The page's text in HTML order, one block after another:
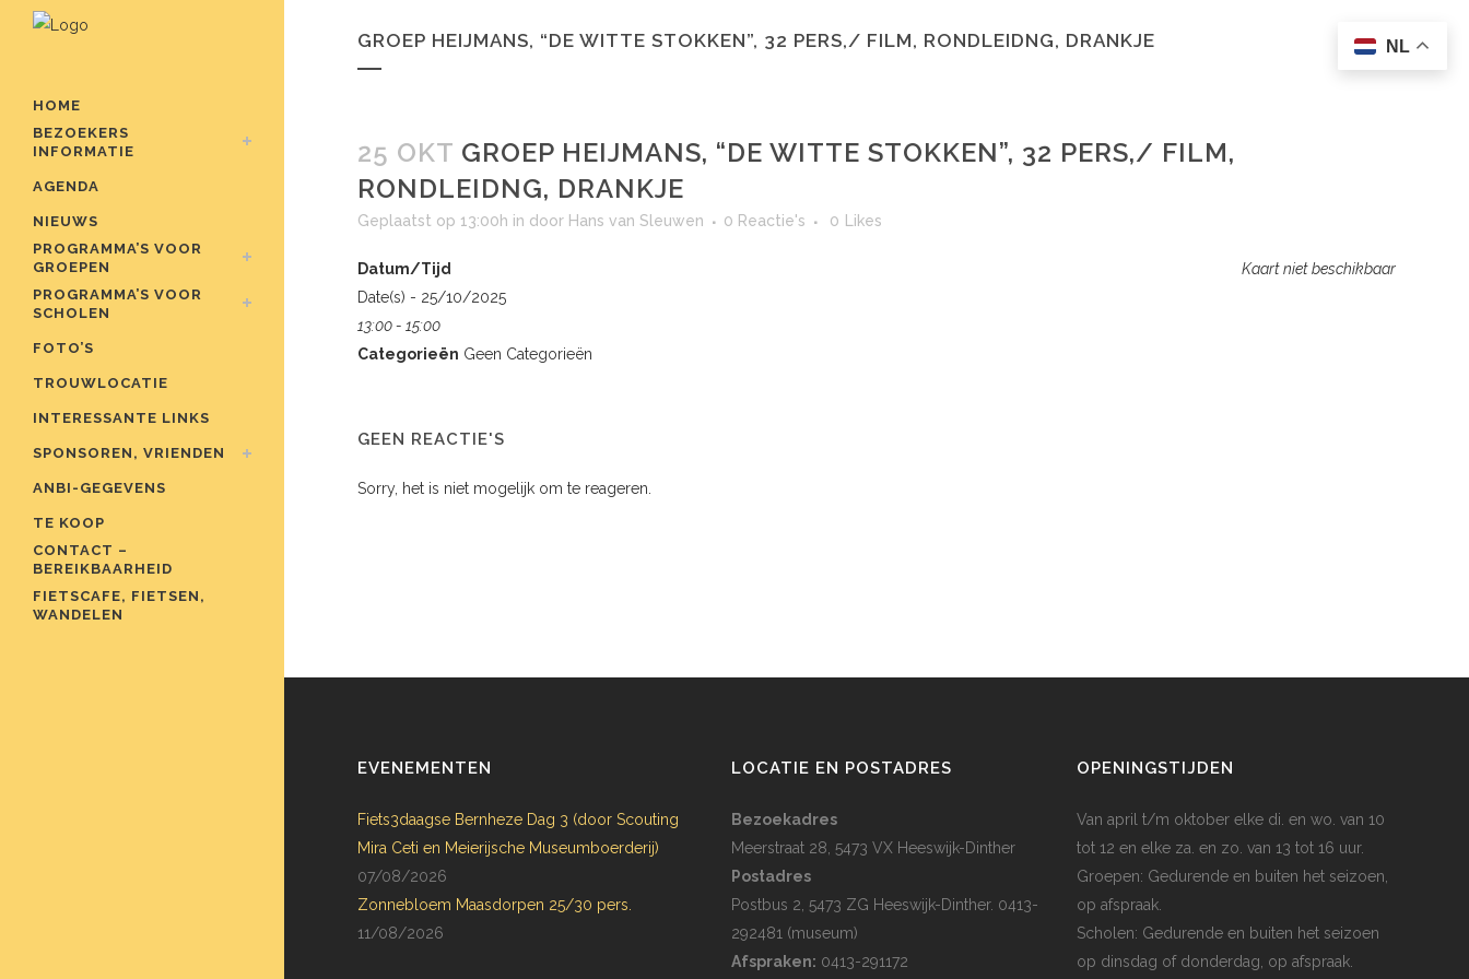
HOME
BEZOEKERS
INFORMATIE
AGENDA
NIEUWS
PROGRAMMA’S VOOR
GROEPEN
PROGRAMMA’S VOOR
SCHOLEN
FOTO’S
TROUWLOCATIE
INTERESSANTE LINKS
SPONSOREN, VRIENDEN
ANBI-GEGEVENS
TE KOOP
CONTACT –
BEREIKBAARHEID
FIETSCAFE, FIETSEN,
WANDELEN
GROEP HEIJMANS, “DE WITTE STOKKEN”, 32 PERS,/ FILM, RONDLEIDNG, DRANKJE
25 OKT GROEP HEIJMANS, “DE WITTE STOKKEN”, 32 PERS,/ FILM,
RONDLEIDNG, DRANKJE
Geplaatst op 13:00h in door Hans van Sleuwen 0 Reactie's 0 Likes
Kaart niet beschikbaar
Datum/Tijd
Date(s) - 25/10/2025
13:00 - 15:00
Categorieën Geen Categorieën
GEEN REACTIE'S
Sorry, het is niet mogelijk om te reageren.
EVENEMENTEN
Fiets3daagse Bernheze Dag 3 (door Scouting
Mira Ceti en Meierijsche Museumboerderij)
07/08/2026
Zonnebloem Maasdorpen 25/30 pers.
11/08/2026
LOCATIE EN POSTADRES
Bezoekadres
Meerstraat 28, 5473 VX Heeswijk-Dinther
Postadres
Postbus 2, 5473 ZG Heeswijk-Dinther. 0413-
292481 (museum)
Afspraken: 0413-291172
OPENINGSTIJDEN
Van april t/m oktober elke di. en wo. van 10
tot 12 en elke za. en zo. van 13 tot 16 uur.
Groepen: Gedurende en buiten het seizoen,
op afspraak.
Scholen: Gedurende en buiten het seizoen
op dinsdag of donderdag, op afspraak.
NL